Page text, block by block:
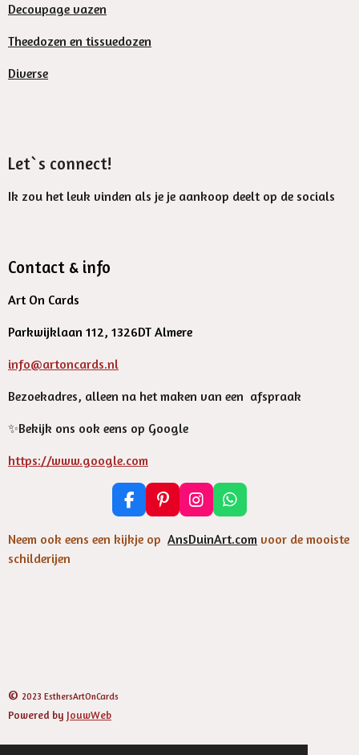
Decoupage vazen
Theedozen en tissuedozen
Diverse
Let`s connect!
Ik zou het leuk vinden als je je aankoop deelt op de socials
Contact & info
Art On Cards
Parkwijklaan 112, 1326DT Almere
info@artoncards.nl
Bezoekadres, alleen na het maken van een afspraak
✨️Bekijk ons ook eens op Google
https://www.google.com
F
a
c
P
i
n
I
n
s
W
h
a
Neem ook eens een kijkje op AnsDuinArt.com voor de mooiste
schilderijen
© 2023 EsthersArtOnCards
Powered by JouwWeb